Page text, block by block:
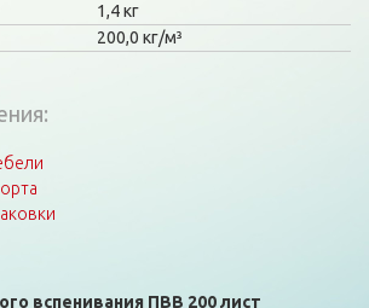
1,4 кг
200,0 кг/м³
вспенивания ПВВ 200 лист